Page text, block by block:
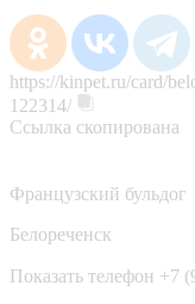
https://kinpet.ru/card/
122314/
Ссылка скопирована
Французский бульдог
Белореченск
Показать телефон +7